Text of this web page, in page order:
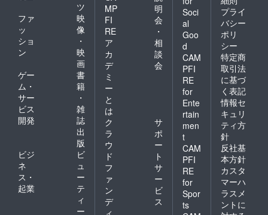
ツ
ファ
ッ
ショ
ン
映
像
・
映
画
ゲー
ム・
サー
ビス
開発
書
籍
・
雑
誌
出
版
ビジ
ネ
ス・
起業
ビ
ュ
ー
テ
ィ
ー
MP
FI
RE
ア
カ
デ
ミ
ー
と
は
明
会
・
相
談
会
ク
ラ
ウ
ド
フ
ァ
ン
デ
サ
ポ
ー
ト
サ
ー
ビ
ス
Soci
al
Goo
d
CAM
PFI
RE
for
Ente
rtain
men
t
CAM
PFI
RE
for
Spor
ts
プライ
バシー
ポリ
シー
特定商
取引法
に基づ
く表記
情報セ
キュリ
ティ方
針
反社基
本方針
カスタ
マーハ
ラスメ
ントに